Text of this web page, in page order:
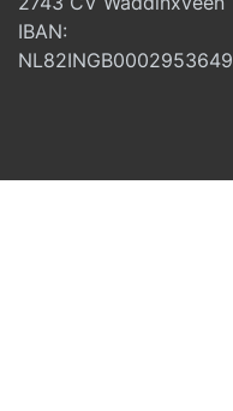
IBAN:
NL82INGB0002953649